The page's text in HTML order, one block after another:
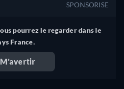
SPONSORISE
pourrez le regarder dans le
France.
M'avertir